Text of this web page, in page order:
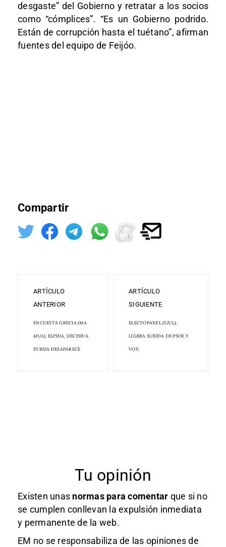
desgaste” del Gobierno y retratar a los socios
como “cómplices”. “Es un Gobierno podrido.
Están de corrupción hasta el tuétano”, afirman
fuentes del equipo de Feijóo.
Compartir
ARTÍCULO
ANTERIOR
ENCUESTA GRECIA (MA
4JUL): ELPIDA, DECISIVA.
SYRIZA DESAPARECE
ARTÍCULO
SIGUIENTE
ELECTOPANEL (5JUL):
LIGERA SUBIDA DE PSOE Y
VOX
Tu opinión
Existen unas normas para comentar que si no
se cumplen conllevan la expulsión inmediata
y permanente de la web.
EM no se responsabiliza de las opiniones de